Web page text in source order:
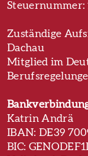
Steuernummer:
Zuständige
Dachau
Mitglied im
Katrin Andrä
IBAN: DE39
BIC: